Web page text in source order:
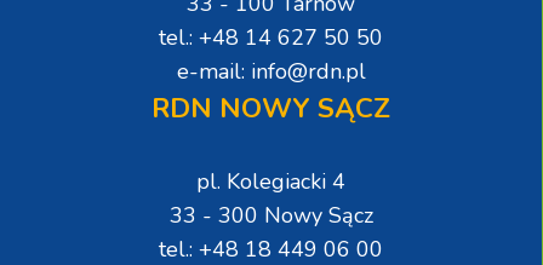
tel.: +48 14 627 50 50
e-mail: info@rdn.pl
RDN NOWY SĄCZ
pl. Kolegiacki 4
33 - 300 Nowy Sącz
tel.: +48 18 449 06 00